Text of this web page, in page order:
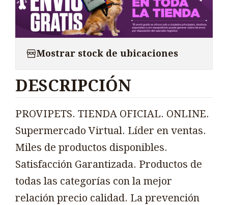
Mostrar stock de ubicaciones
DESCRIPCIÓN
PROVIPETS. TIENDA OFICIAL. ONLINE.
Supermercado Virtual. Líder en ventas.
Miles de productos disponibles.
Satisfacción Garantizada. Productos de
todas las categorías con la mejor
relación precio calidad. La prevención